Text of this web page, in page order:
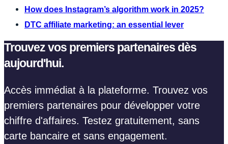
How does Instagram’s algorithm work in 2025?
DTC affiliate marketing: an essential lever
Trouvez vos premiers partenaires dès
aujourd'hui.
Accès immédiat à la plateforme. Trouvez vos
premiers partenaires pour développer votre
chiffre d'affaires. Testez gratuitement, sans
carte bancaire et sans engagement.